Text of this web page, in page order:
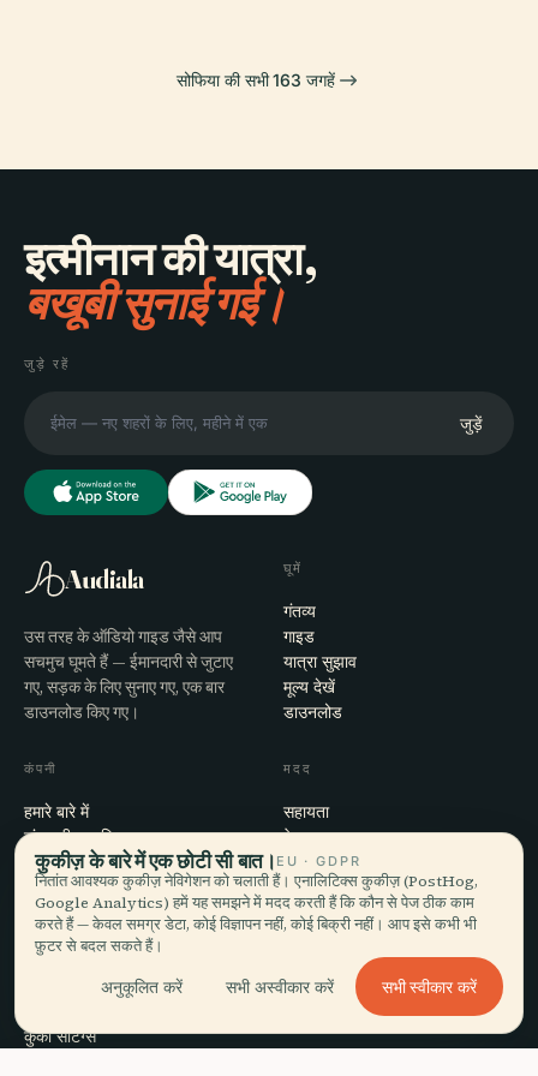
सोफिया की सभी 163 जगहें
इत्मीनान की यात्रा,
बखूबी सुनाई गई।
जुड़े रहें
जुड़ें
Audiala
उस तरह के ऑडियो गाइड जैसे आप
सचमुच घूमते हैं — ईमानदारी से जुटाए
गए, सड़क के लिए सुनाए गए, एक बार
डाउनलोड किए गए।
घूमें
गंतव्य
गाइड
यात्रा सुझाव
मूल्य देखें
डाउनलोड
कंपनी
हमारे बारे में
संपादकीय प्रक्रिया
मिशन
मदद
सहायता
ऐप समस्या-समाधान
संपर्क
हमारे साथ साझेदारी करें
कानूनी
कुकी सेटिंग्स
कुकीज़ के बारे में एक छोटी सी बात। EU · GDPR
नितांत आवश्यक कुकीज़ नेविगेशन को चलाती हैं। एनालिटिक्स कुकीज़ (PostHog,
Google Analytics) हमें यह समझने में मदद करती हैं कि कौन से पेज ठीक काम
करते हैं — केवल समग्र डेटा, कोई विज्ञापन नहीं, कोई बिक्री नहीं। आप इसे कभी भी
फ़ुटर से बदल सकते हैं।
अनुकूलित करें सभी अस्वीकार करें सभी स्वीकार करें